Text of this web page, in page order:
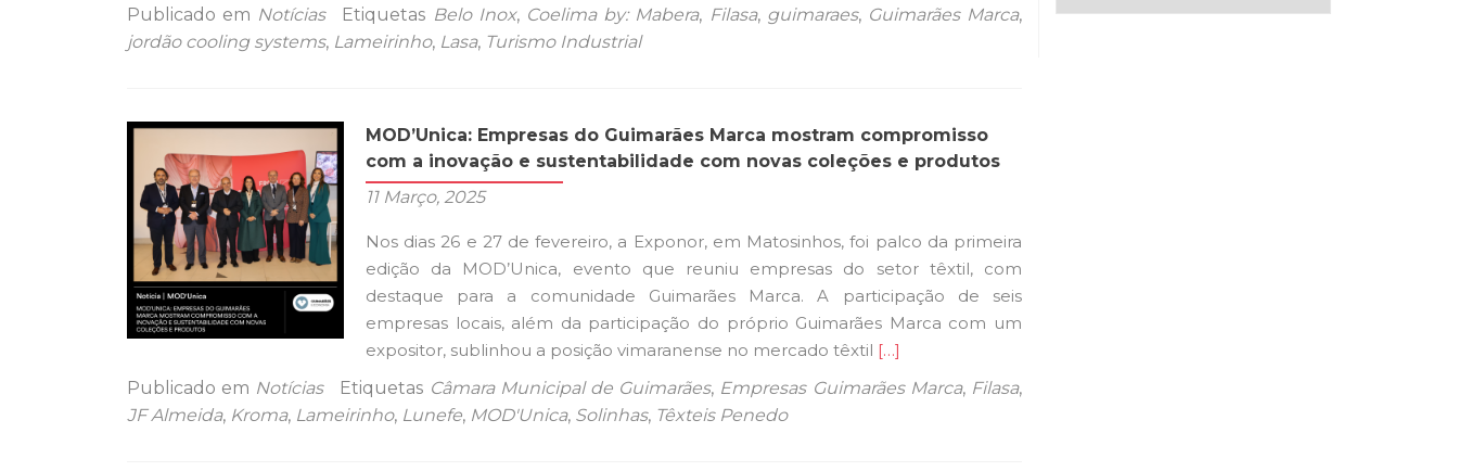
sobreGuimarães
Industrial:
o
indústria
está
a
ser
feito
aqui
Publicado em Notícias Etiquetas Belo Inox, Coelima by: Mabera, Filasa, guimaraes, Guimarães Marca,
jordão cooling systems, Lameirinho, Lasa, Turismo Industrial
MOD’Unica: Empresas do Guimarães Marca mostram compromisso
com a inovação e sustentabilidade com novas coleções e produtos
11 Março, 2025
Nos dias 26 e 27 de fevereiro, a Exponor, em Matosinhos, foi palco da primeira
edição da MOD’Unica, evento que reuniu empresas do setor têxtil, com
destaque para a comunidade Guimarães Marca. A participação de seis
empresas locais, além da participação do próprio Guimarães Marca com um
expositor, sublinhou a posição vimaranense no mercado têxtil Ler
mais
sobreMOD’Unica:
[…]
Publicado em Notícias Etiquetas Câmara Municipal de Guimarães, Empresas Guimarães Marca, Filasa,
JF Almeida, Kroma, Lameirinho, Lunefe, MOD'Unica, Solinhas, Têxteis Penedo